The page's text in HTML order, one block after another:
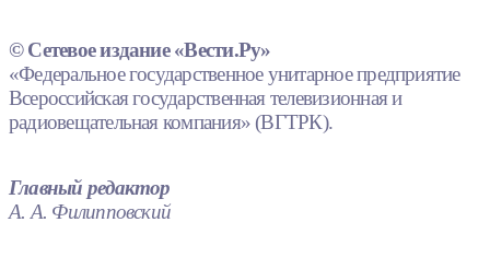
© Сетевое издание «Вести.Ру»
«Федеральное государственное унитарное предприятие
Всероссийская государственная телевизионная и
радиовещательная компания» (ВГТРК).
Главный редактор
А. А. Филипповский